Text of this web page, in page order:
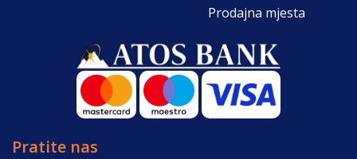
Prodajna mjesta
Pratite nas